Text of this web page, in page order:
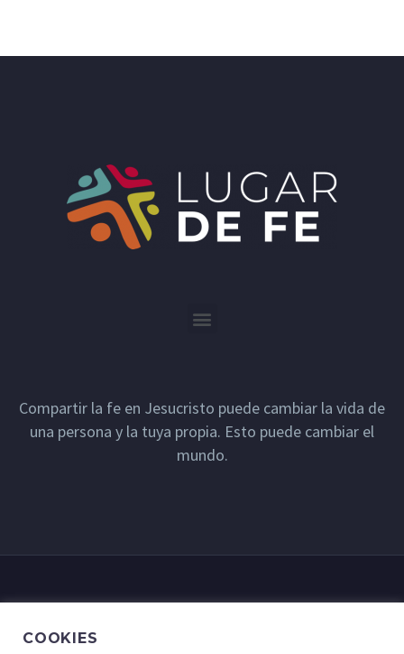
Compartir la fe en Jesucristo puede cambiar la vida de
una persona y la tuya propia. Esto puede cambiar el
mundo.
COOKIES